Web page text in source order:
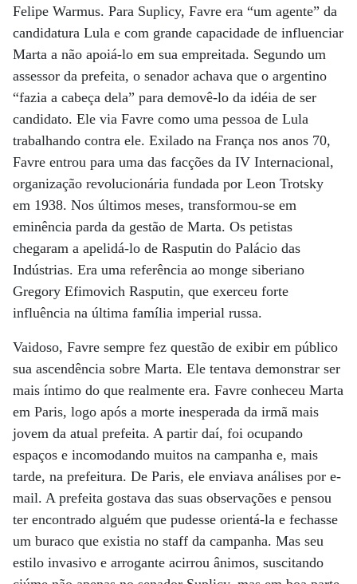
Felipe Warmus. Para Suplicy, Favre era “um agente” da
candidatura Lula e com grande capacidade de influenciar
Marta a não apoiá-lo em sua empreitada. Segundo um
assessor da prefeita, o senador achava que o argentino
“fazia a cabeça dela” para demovê-lo da idéia de ser
candidato. Ele via Favre como uma pessoa de Lula
trabalhando contra ele. Exilado na França nos anos 70,
Favre entrou para uma das facções da IV Internacional,
organização revolucionária fundada por Leon Trotsky
em 1938. Nos últimos meses, transformou-se em
eminência parda da gestão de Marta. Os petistas
chegaram a apelidá-lo de Rasputin do Palácio das
Indústrias. Era uma referência ao monge siberiano
Gregory Efimovich Rasputin, que exerceu forte
influência na última família imperial russa.
Vaidoso, Favre sempre fez questão de exibir em público
sua ascendência sobre Marta. Ele tentava demonstrar ser
mais íntimo do que realmente era. Favre conheceu Marta
em Paris, logo após a morte inesperada da irmã mais
jovem da atual prefeita. A partir daí, foi ocupando
espaços e incomodando muitos na campanha e, mais
tarde, na prefeitura. De Paris, ele enviava análises por e-
mail. A prefeita gostava das suas observações e pensou
ter encontrado alguém que pudesse orientá-la e fechasse
um buraco que existia no staff da campanha. Mas seu
estilo invasivo e arrogante acirrou ânimos, suscitando